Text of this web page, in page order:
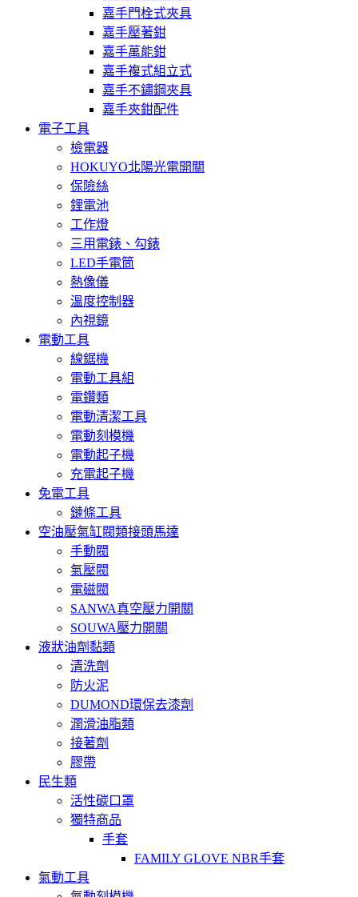
嘉手門栓式夾具
嘉手壓著鉗
嘉手萬能鉗
嘉手複式組立式
嘉手不鏽鋼夾具
嘉手夾鉗配件
電子工具
檢電器
HOKUYO北陽光電開關
保險絲
鋰電池
工作燈
三用電錶、勾錶
LED手電筒
熱像儀
溫度控制器
內視鏡
電動工具
線鋸機
電動工具組
電鑽類
電動清潔工具
電動刻模機
電動起子機
充電起子機
免電工具
鏈條工具
空油壓氣缸閥類接頭馬達
手動閥
氣壓閥
電磁閥
SANWA真空壓力開關
SOUWA壓力開關
液狀油劑黏類
清洗劑
防火泥
DUMOND環保去漆劑
潤滑油脂類
接著劑
膠帶
民生類
活性碳口罩
獨特商品
手套
FAMILY GLOVE NBR手套
氣動工具